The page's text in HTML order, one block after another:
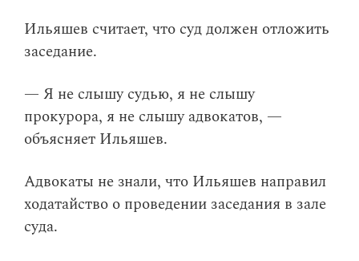
Ильяшев считает, что суд должен отложить
заседание.
— Я не слышу судью, я не слышу
прокурора, я не слышу адвокатов, —
объясняет Ильяшев.
Адвокаты не знали, что Ильяшев направил
ходатайство о проведении заседания в зале
суда.